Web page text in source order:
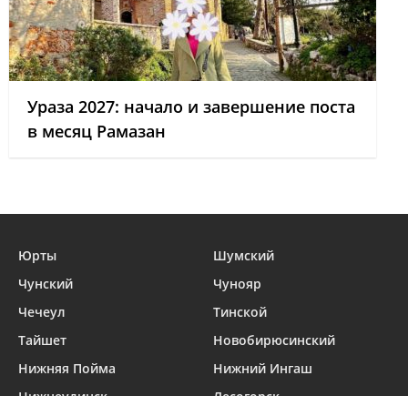
Ураза 2027: начало и завершение поста
в месяц Рамазан
Юрты
Шумский
Чунский
Чунояр
Чечеул
Тинской
Тайшет
Новобирюсинский
Нижняя Пойма
Нижний Ингаш